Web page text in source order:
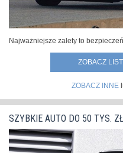
Najważniejsze zalety to
ZOBACZ
ZOBACZ INNE
SZYBKIE AUTO DO 50 TYS. ZŁ